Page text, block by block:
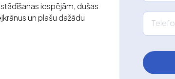
iespējām, dušas
un plašu dažādu